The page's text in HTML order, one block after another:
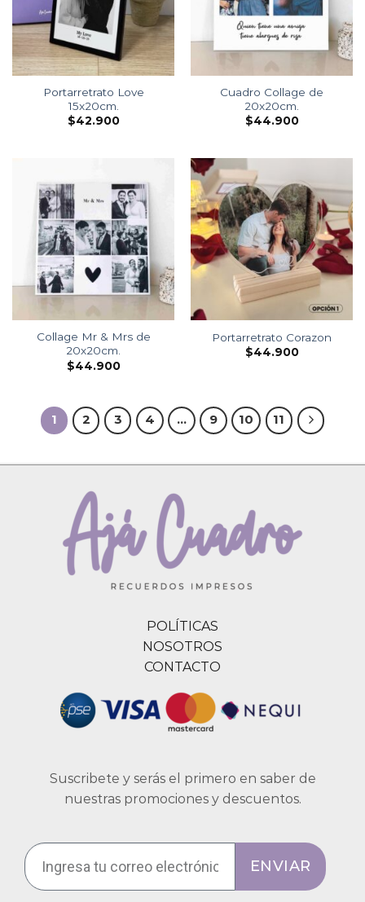
Portarretrato Love
15x20cm.
$42.900
Cuadro Collage de
20x20cm.
$44.900
Collage Mr & Mrs de
20x20cm.
$44.900
Portarretrato Corazon
$44.900
1 2 3 4 … 9 10 11
POLÍTICAS
NOSOTROS
CONTACTO
Suscribete y serás el primero en saber de
nuestras promociones y descuentos.
ENVIAR